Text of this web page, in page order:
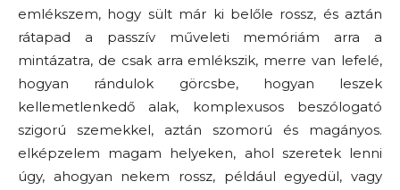
emlékszem, hogy sült már ki belőle rossz, és aztán
rátapad a passzív műveleti memóriám arra a
mintázatra, de csak arra emlékszik, merre van lefelé,
hogyan rándulok görcsbe, hogyan leszek
kellemetlenkedő alak, komplexusos beszólogató
szigorú szemekkel, aztán szomorú és magányos.
elképzelem magam helyeken, ahol szeretek lenni
úgy, ahogyan nekem rossz, például egyedül, vagy